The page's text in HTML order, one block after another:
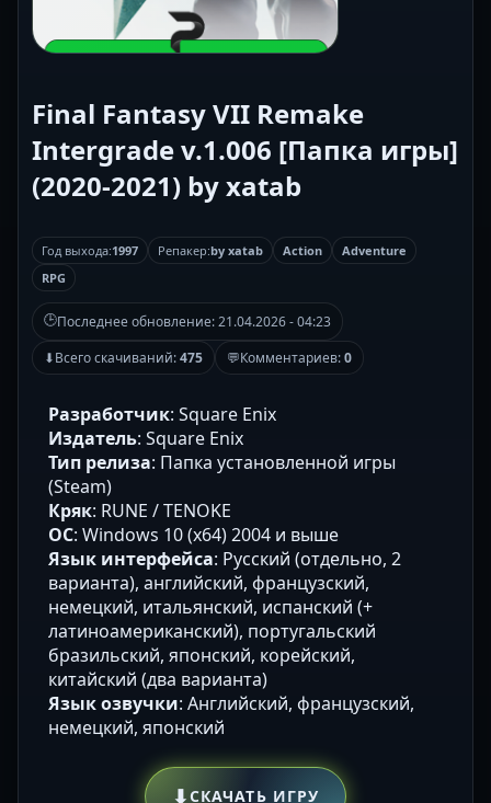
Final Fantasy VII Remake
Intergrade v.1.006 [Папка игры]
(2020-2021) by xatab
Год выхода:1997 Репакер:by xatab Action
Adventure
RPG
🕒Последнее обновление:21.04.2026 - 04:23
⬇Всего скачиваний:475 💬Комментариев:0
Разработчик: Square Enix
Издатель: Square Enix
Тип релиза: Папка установленной игры
(Steam)
Кряк: RUNE / TENOKE
ОС: Windows 10 (x64) 2004 и выше
Язык интерфейса: Русский (отдельно, 2
варианта), английский, французский,
немецкий, итальянский, испанский (+
латиноамериканский), португальский
бразильский, японский, корейский,
китайский (два варианта)
Язык озвучки: Английский, французский,
немецкий, японский
⬇СКАЧАТЬ ИГРУ